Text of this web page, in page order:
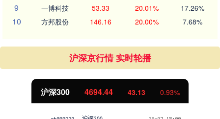
9 一博科技 53.33 20.01% 17.26%
10 方邦股份 146.16 20.00% 7.68%
沪深京行情 实时轮播
沪深300 4694.44 43.13 0.93%